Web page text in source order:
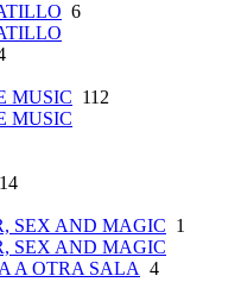
6
MUSIC 112
MUSIC
14
SEX AND MAGIC 1
SEX AND MAGIC
A OTRA SALA 4